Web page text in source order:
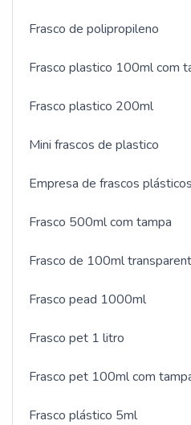
Frasco de polipropileno
Frasco plastico 100ml com
Frasco plastico 200ml
Mini frascos de plastico
Empresa de frascos plásticos
Frasco 500ml com tampa
Frasco de 100ml
Frasco pead 1000ml
Frasco pet 1 litro
Frasco pet 100ml com
Frasco plástico 5ml